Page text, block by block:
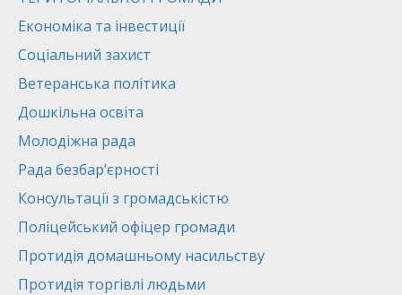
Економіка та інвестиції
Соціальний захист
Ветеранська політика
Дошкільна освіта
Молодіжна рада
Рада безбар’єрності
Консультації з громадськістю
Поліцейський офіцер громади
Протидія домашньому насильству
Протидія торгівлі людьми